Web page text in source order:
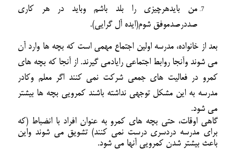
من بايدهرچيزي را بلد باشم وبايد در هر كاري
صددرصدموفق شوم(ايده آل گرايي).
بعد از خانواده، مدرسه اولين اجتماع مهمي است كه بچه ها وارد آن
مي شوند وآنجا روابط اجتماعي رايادمي گيرند. از آنجا كه بچه هاي
كمرو در فعاليت هاي جمعي شركت نمي كنند اگر معلم وكادر
مدرسه به اين مشكل توجهي نداشته باشند كمرويي بچه ها بيشتر
مي شود.
گاهي اوقات، حتي بچه هاي كمرو به عنوان افراد با انضباط (كه
براي مدرسه دردسري درست نمي كنند) تشويق مي شوند واين
باعث بيشتر شدن كمرويي آنها مي شود.